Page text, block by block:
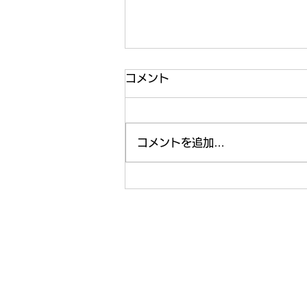
この夏にプライベートでした
コメント
コメントを追加…